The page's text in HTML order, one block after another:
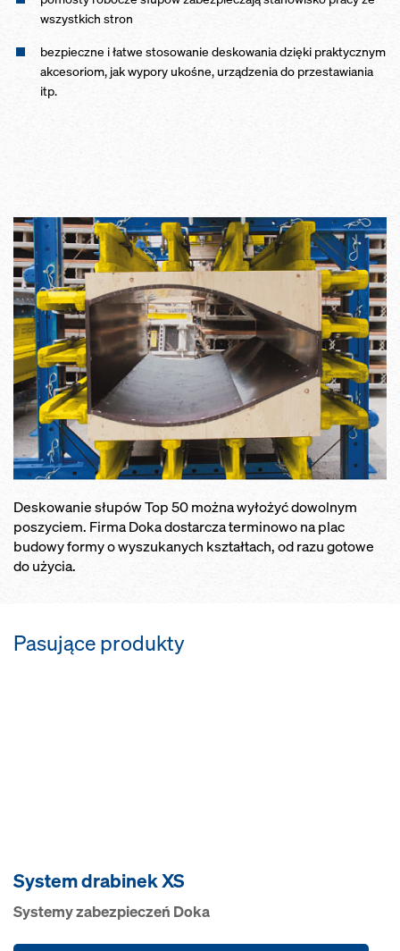
wszystkich stron
bezpieczne i łatwe stosowanie deskowania dzięki praktycznym
akcesoriom, jak wypory ukośne, urządzenia do przestawiania
itp.
Deskowanie słupów Top 50 można wyłożyć dowolnym
poszyciem. Firma Doka dostarcza terminowo na plac
budowy formy o wyszukanych kształtach, od razu gotowe
do użycia.
Pasujące produkty
System drabinek XS
Systemy zabezpieczeń Doka